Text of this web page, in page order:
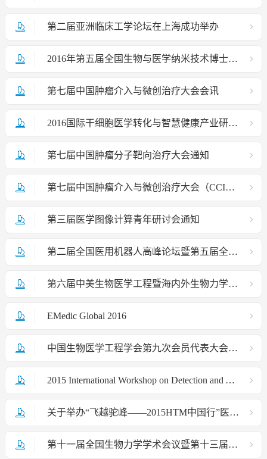
第二届亚洲临床工学论坛在上海成功举办
2016年第五届全国生物与医学纳米技术博士生学术论坛征稿通知
第七届中国肿瘤介入与微创治疗大会会讯
2016国际干细胞医学转化与智慧健康产业研讨会暨中国生物医学工程学会干细胞工程技术分会第三次全体会议
第七届中国肿瘤分子靶向治疗大会通知
第七届中国肿瘤介入与微创治疗大会（CCIO 2016）
第三届医学图像计算青年研讨会通知
第二届全国医用机器人高峰论坛暨第五届全国计算机辅助外科学术会议通知
第六届中美生物医学工程暨海内外生物力学学术研讨会征文通知
EMedic Global 2016
中国生物医学工程学会第九次会员代表大会暨2015年学术大会第二轮通知
2015 International Workshop on Detection and Analysis of Single Blood Cancer Cells成功举办
关于举办“飞越驼峰——2015HTM中国行”医疗器械管理与实践系列巡讲2015全年总结会通知
第十一届全国生物力学学术会议暨第十三届全国生物流变学学术会议在太原圆满闭幕